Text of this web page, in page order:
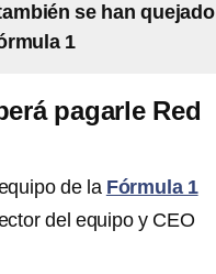
se han quejado
1
pagarle Red
de la Fórmula 1
del equipo y CEO